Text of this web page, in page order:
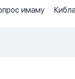
имаму Кибла